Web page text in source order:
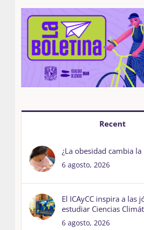
Recent
¿La obesidad cambia
6 agosto, 2026
El ICAyCC inspira a las
estudiar Ciencias
6 agosto, 2026